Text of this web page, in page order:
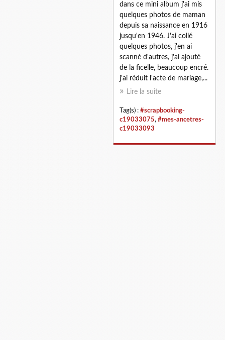
dans ce mini album j'ai mis
quelques photos de maman
depuis sa naissance en 1916
jusqu'en 1946. J'ai collé
quelques photos, j'en ai
scanné d'autres, j'ai ajouté
de la ficelle, beaucoup encré.
j'ai réduit l'acte de mariage,...
Lire la suite
Tag(s) : #scrapbooking-
c19033075, #mes-ancetres-
c19033093